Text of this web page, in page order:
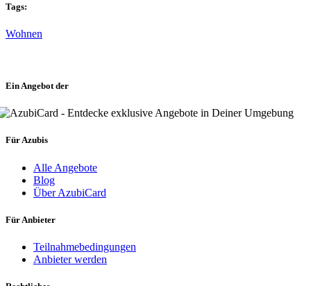
Tags:
Wohnen
Ein Angebot der
Für Azubis
Alle Angebote
Blog
Über AzubiCard
Für Anbieter
Teilnahmebedingungen
Anbieter werden